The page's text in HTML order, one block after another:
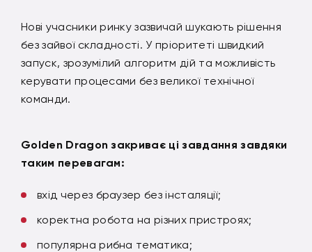
Нові учасники ринку зазвичай шукають рішення
без зайвої складності. У пріоритеті швидкий
запуск, зрозумілий алгоритм дій та можливість
керувати процесами без великої технічної
команди.
Golden Dragon закриває ці завдання завдяки
таким перевагам:
вхід через браузер без інсталяції;
коректна робота на різних пристроях;
популярна рибна тематика;